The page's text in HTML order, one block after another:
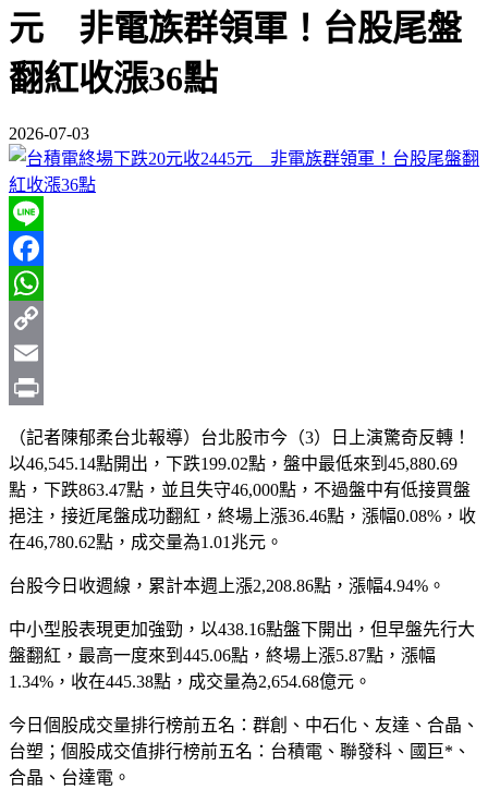
元 非電族群領軍！台股尾盤
翻紅收漲36點
2026-07-03
Line
Facebook
WhatsApp
Copy
Link
Email
（記者陳郁柔台北報導）台北股市今（3）日上演驚奇反轉！
以46,545.14點開出，下跌199.02點，盤中最低來到45,880.69
點，下跌863.47點，並且失守46,000點，不過盤中有低接買盤
挹注，接近尾盤成功翻紅，終場上漲36.46點，漲幅0.08%，收
在46,780.62點，成交量為1.01兆元。
台股今日收週線，累計本週上漲2,208.86點，漲幅4.94%。
中小型股表現更加強勁，以438.16點盤下開出，但早盤先行大
盤翻紅，最高一度來到445.06點，終場上漲5.87點，漲幅
1.34%，收在445.38點，成交量為2,654.68億元。
今日個股成交量排行榜前五名：群創、中石化、友達、合晶、
台塑；個股成交值排行榜前五名：台積電、聯發科、國巨*、
合晶、台達電。